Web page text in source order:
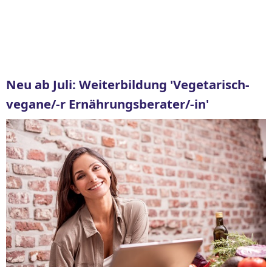
Neu ab Juli: Weiterbildung 'Vegetarisch-
vegane/-r Ernährungsberater/-in'